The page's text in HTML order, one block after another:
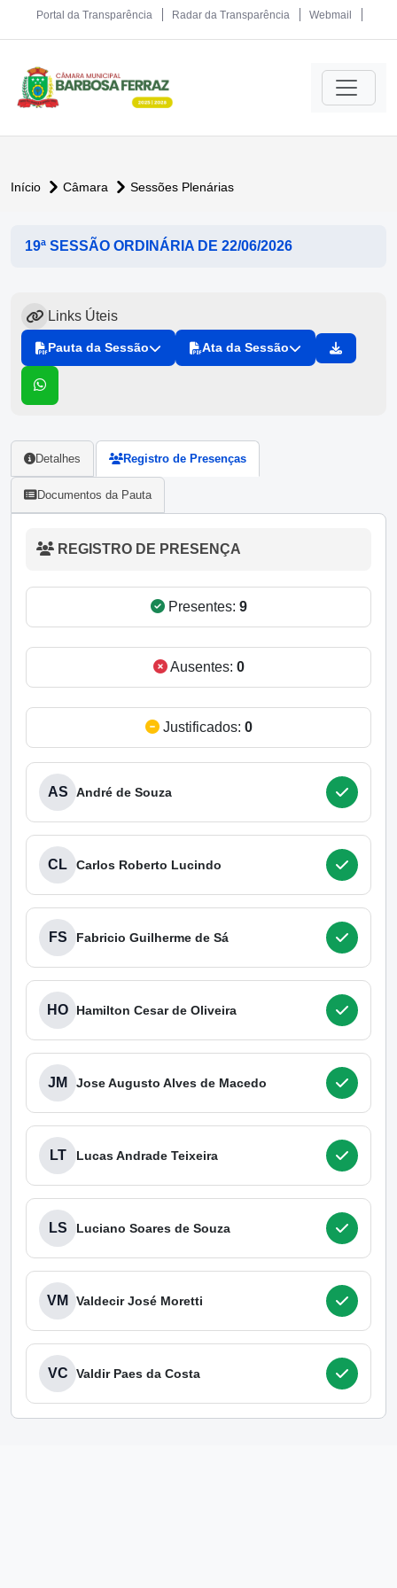
Portal da Transparência Radar da Transparência Webmail
Início Câmara Sessões Plenárias
19ª SESSÃO ORDINÁRIA DE 22/06/2026
Links Úteis
Pauta da Sessão Ata da Sessão
Detalhes Registro de Presenças
Documentos da Pauta
REGISTRO DE PRESENÇA
Presentes: 9
Ausentes: 0
Justificados: 0
AS André de Souza
CL Carlos Roberto Lucindo
FS Fabricio Guilherme de Sá
HO Hamilton Cesar de Oliveira
JM Jose Augusto Alves de Macedo
LT Lucas Andrade Teixeira
LS Luciano Soares de Souza
VM Valdecir José Moretti
VC Valdir Paes da Costa